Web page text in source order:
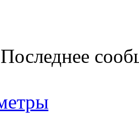
Последнее